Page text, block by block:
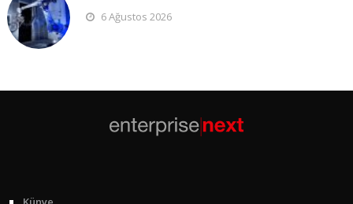
6 Ağustos 2026